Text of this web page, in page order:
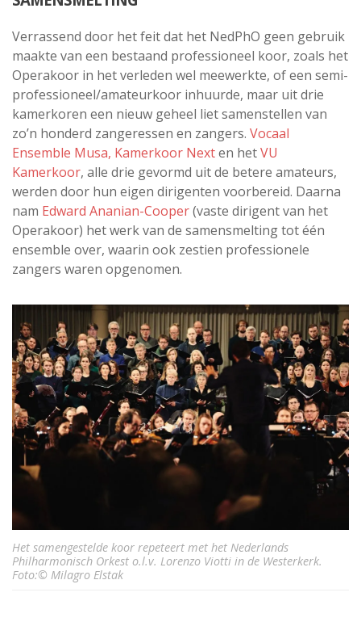
Verrassend door het feit dat het NedPhO geen gebruik
maakte van een bestaand professioneel koor, zoals het
Operakoor in het verleden wel meewerkte, of een semi-
professioneel/amateurkoor inhuurde, maar uit drie
kamerkoren een nieuw geheel liet samenstellen van
zo’n honderd zangeressen en zangers. Vocaal
Ensemble Musa, Kamerkoor Nexten hetVU
Kamerkoor, alle drie gevormd uit de betere amateurs,
werden door hun eigen dirigenten voorbereid. Daarna
nam Edward Ananian-Cooper(vaste dirigent van het
Operakoor) het werk van de samensmelting tot één
ensemble over, waarin ook zestien professionele
zangers waren opgenomen.
Het samengestelde koor repeteert met het Nederlands
Philharmonisch Orkest o.l.v. Lorenzo Viotti in de Westerkerk.
Foto:© Milagro Elstak